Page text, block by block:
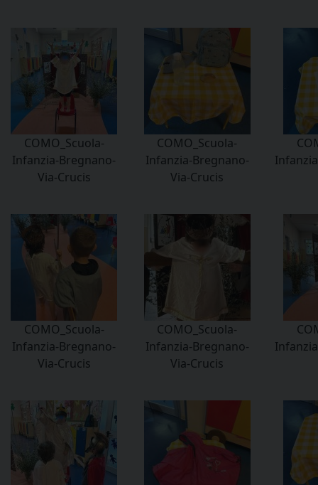
COMO_Scuola-
Infanzia-Bregnano-
Via-Crucis
COMO_Scuola-
Infanzia-Bregnano-
Via-Crucis
COMO_Scuola-
Infanzia-Bregnano-
Via-Crucis
COMO_Scuola-
Infanzia-Bregnano-
Via-Crucis